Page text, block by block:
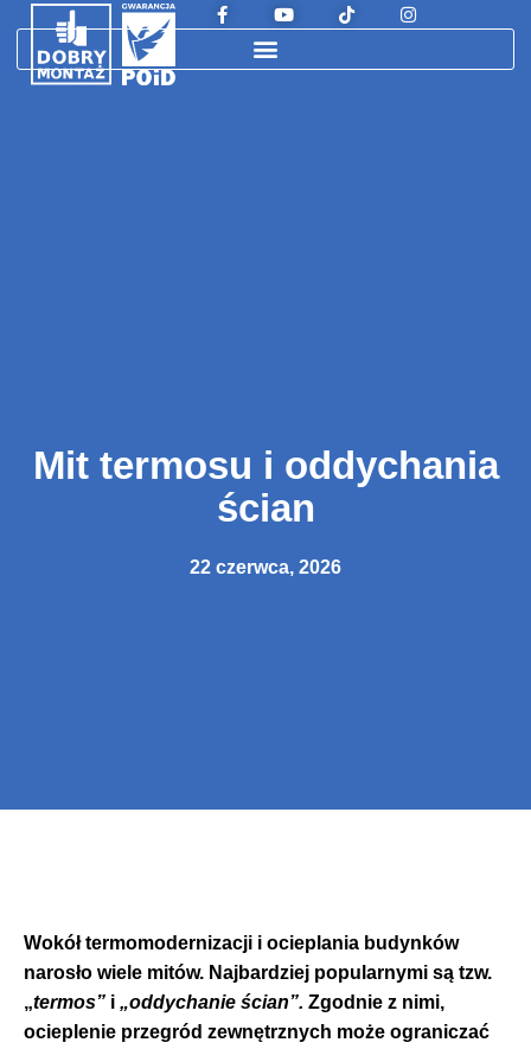
Mit termosu i oddychania
ścian
22 czerwca, 2026
Wokół termomodernizacji i ocieplania budynków
narosło wiele mitów. Najbardziej popularnymi są tzw.
„termos” i „oddychanie ścian”. Zgodnie z nimi,
ocieplenie przegród zewnętrznych może ograniczać